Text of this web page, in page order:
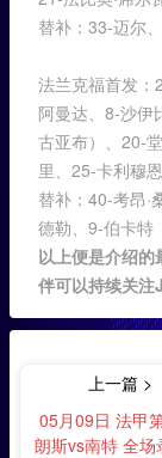
替补：33-迈尔
法兰克福首发：
阿曼达、8-沙伊
古亚布）、20-
里、25-卡利穆
替补：40-考昂·
德勒、9-伯卡特
以上便是介绍的
伴可以持续关注
上一篇 >
05月09日 法甲
朗斯vs南特 全场